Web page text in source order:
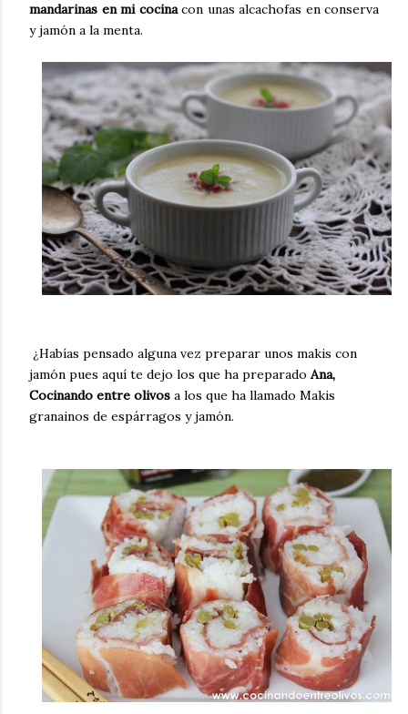
mandarinas en mi cocinacon unas alcachofas en conserva
y jamón a la menta.
¿Habías pensado alguna vez preparar unos makis con
jamón pues aquí te dejo los que ha preparado Ana,
Cocinando entre olivos a los que ha llamado Makis
granainos de espárragos y jamón.